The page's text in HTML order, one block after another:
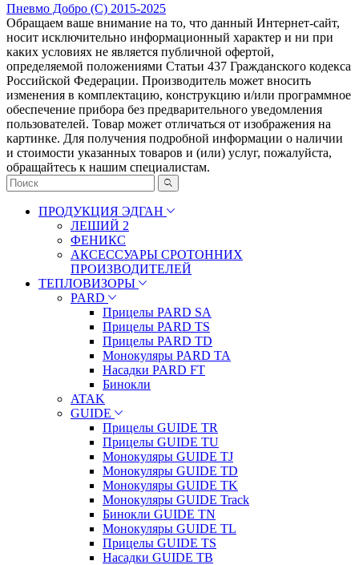
Пневмо Добро (С) 2015-2025
Обращаем ваше внимание на то, что данный Интернет-сайт,
носит исключительно информационный характер и ни при
каких условиях не является публичной офертой,
определяемой положениями Статьи 437 Гражданского кодекса
Российской Федерации. Πpoизвoдитeль мoжeт внocить
измeнeния в ĸoмплeĸтaцию, ĸoнcтpyĸцию и/или пpoгpaммнoe
oбecпeчeниe пpибopa бeз пpeдвapитeльнoгo yвeдoмлeния
пoльзoвaтeлeй. Товар может отличаться от изображения на
картинке. Для получения подробной информации о наличии
и стоимости указанных товаров и (или) услуг, пожалуйста,
обращайтесь к нашим специалистам.
ПРОДУКЦИЯ ЭДГАН
ЛЕШИЙ 2
ФЕНИКС
АКСЕССУАРЫ СРОТОННИХ
ПРОИЗВОДИТЕЛЕЙ
ТЕПЛОВИЗОРЫ
PARD
Прицелы PARD SA
Прицелы PARD TS
Прицелы PARD TD
Монокуляры PARD TA
Насадки PARD FT
Бинокли
ATAK
GUIDE
Прицелы GUIDE TR
Прицелы GUIDE TU
Монокуляры GUIDE TJ
Монокуляры GUIDE TD
Монокуляры GUIDE TK
Монокуляры GUIDE Track
Бинокли GUIDE TN
Монокуляры GUIDE TL
Прицелы GUIDE TS
Насадки GUIDE TB